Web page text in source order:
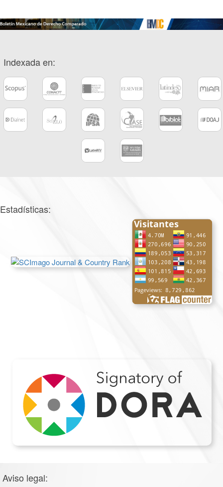
Indexada en:
Estadísticas:
Aviso legal: